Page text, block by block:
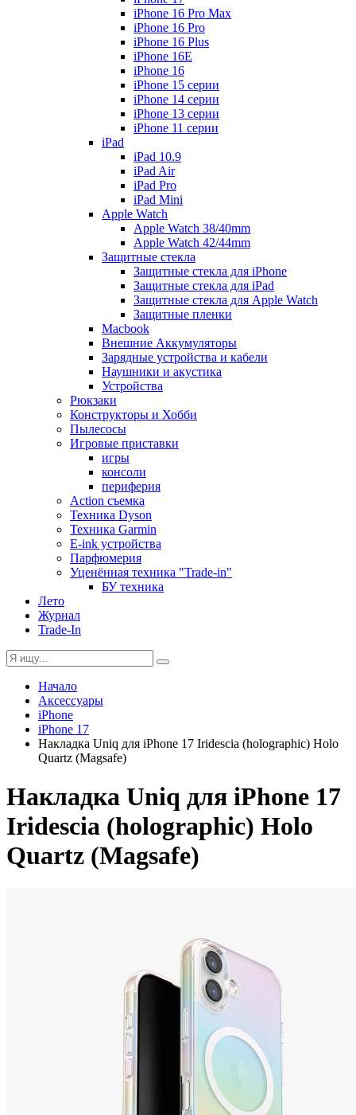
iPhone 16 Pro Max
iPhone 16 Pro
iPhone 16 Plus
iPhone 16E
iPhone 16
iPhone 15 серии
iPhone 14 серии
iPhone 13 серии
iPhone 11 серии
iPad
iPad 10.9
iPad Air
iPad Pro
iPad Mini
Apple Watch
Apple Watch 38/40mm
Apple Watch 42/44mm
Защитные стекла
Защитные стекла для iPhone
Защитные стекла для iPad
Защитные стекла для Apple Watch
Защитные пленки
Macbook
Внешние Аккумуляторы
Зарядные устройства и кабели
Наушники и акустика
Устройства
Рюкзаки
Конструкторы и Хобби
Пылесосы
Игровые приставки
игры
консоли
периферия
Action съемка
Техника Dyson
Техника Garmin
E-ink устройства
Парфюмерия
Уценённая техника "Trade-in"
БУ техника
Лето
Журнал
Trade-In
Начало
Аксессуары
iPhone
iPhone 17
Накладка Uniq для iPhone 17 Iridescia (holographic) Holo
Quartz (Magsafe)
Накладка Uniq для iPhone 17
Iridescia (holographic) Holo
Quartz (Magsafe)